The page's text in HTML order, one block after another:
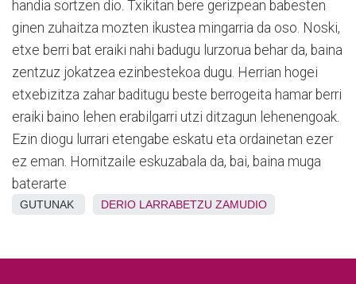
handia sortzen dio. Txikitan bere gerizpean babesten
ginen zuhaitza mozten ikustea mingarria da oso. Noski,
etxe berri bat eraiki nahi badugu lurzorua behar da, baina
zentzuz jokatzea ezinbestekoa dugu. Herrian hogei
etxebizitza zahar baditugu beste berrogeita hamar berri
eraiki baino lehen erabilgarri utzi ditzagun lehenengoak.
Ezin diogu lurrari etengabe eskatu eta ordainetan ezer
ez eman. Hornitzaile eskuzabala da, bai, baina muga
baterarte
GUTUNAK DERIO LARRABETZU ZAMUDIO